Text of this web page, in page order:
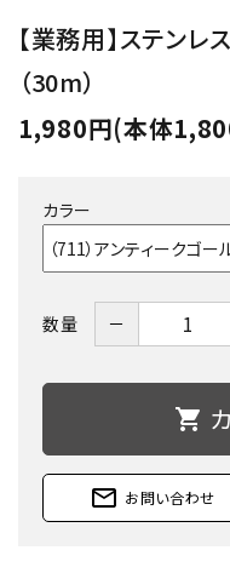
【業務用】ステン
（30m）
1,980円(本体
カラー
数量 －
shopping_cart
mail_outline お問い合わせ